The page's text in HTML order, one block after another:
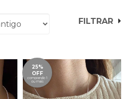
FILTRAR
25%
OFF
comprando 1
ou mais